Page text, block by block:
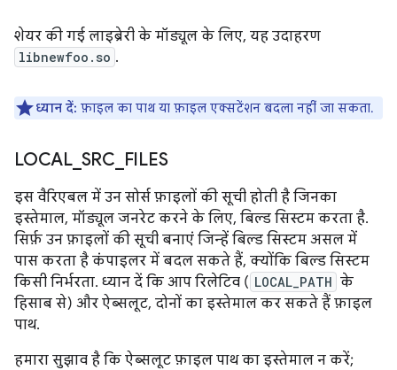
शेयर की गई लाइब्रेरी के मॉड्यूल के लिए, यह उदाहरण
libnewfoo.so .
ध्यान दें: फ़ाइल का पाथ या फ़ाइल एक्सटेंशन बदला नहीं जा सकता.
LOCAL_ SRC FILES
इस वैरिएबल में उन सोर्स फ़ाइलों की सूची होती है जिनका
इस्तेमाल, मॉड्यूल जनरेट करने के लिए, बिल्ड सिस्टम करता है.
सिर्फ़ उन फ़ाइलों की सूची बनाएं जिन्हें बिल्ड सिस्टम असल में
पास करता है कंपाइलर में बदल सकते हैं, क्योंकि बिल्ड सिस्टम
किसी निर्भरता. ध्यान दें कि आप रिलेटिव ( LOCAL_PATH के
हिसाब से) और ऐब्सलूट, दोनों का इस्तेमाल कर सकते हैं फ़ाइल
पाथ.
हमारा सुझाव है कि ऐब्सलूट फ़ाइल पाथ का इस्तेमाल न करें;